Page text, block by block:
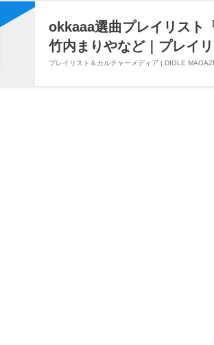
okkaaa選曲プレイリスト
竹内まりやなど｜プレイ
プレイリスト＆カルチャーメディア | DIGLE